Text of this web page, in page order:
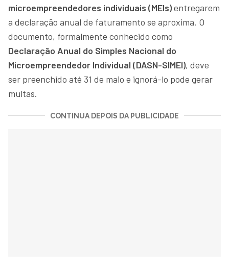
microempreendedores individuais (MEIs)entregarem
a declaração anual de faturamento se aproxima. O
documento, formalmente conhecido como
Declaração Anual do Simples Nacional do
Microempreendedor Individual (DASN-SIMEI), deve
ser preenchido até 31 de maio e ignorá-lo pode gerar
multas.
CONTINUA DEPOIS DA PUBLICIDADE